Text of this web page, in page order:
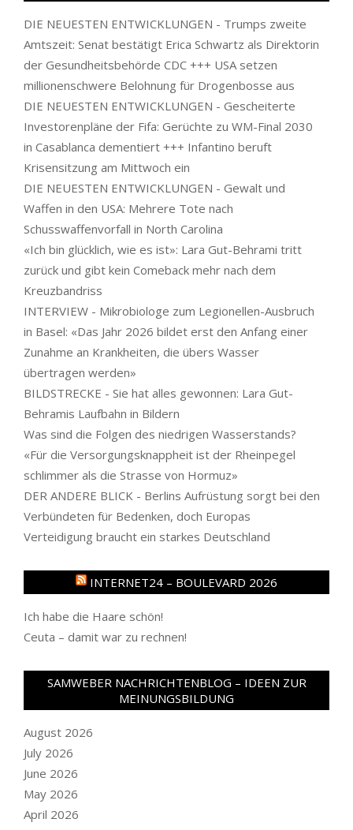
DIE NEUESTEN ENTWICKLUNGEN - Trumps zweite
Amtszeit: Senat bestätigt Erica Schwartz als Direktorin
der Gesundheitsbehörde CDC +++ USA setzen
millionenschwere Belohnung für Drogenbosse aus
DIE NEUESTEN ENTWICKLUNGEN - Gescheiterte
Investorenpläne der Fifa: Gerüchte zu WM-Final 2030
in Casablanca dementiert +++ Infantino beruft
Krisensitzung am Mittwoch ein
DIE NEUESTEN ENTWICKLUNGEN - Gewalt und
Waffen in den USA: Mehrere Tote nach
Schusswaffenvorfall in North Carolina
«Ich bin glücklich, wie es ist»: Lara Gut-Behrami tritt
zurück und gibt kein Comeback mehr nach dem
Kreuzbandriss
INTERVIEW - Mikrobiologe zum Legionellen-Ausbruch
in Basel: «Das Jahr 2026 bildet erst den Anfang einer
Zunahme an Krankheiten, die übers Wasser
übertragen werden»
BILDSTRECKE - Sie hat alles gewonnen: Lara Gut-
Behramis Laufbahn in Bildern
Was sind die Folgen des niedrigen Wasserstands?
«Für die Versorgungsknappheit ist der Rheinpegel
schlimmer als die Strasse von Hormuz»
DER ANDERE BLICK - Berlins Aufrüstung sorgt bei den
Verbündeten für Bedenken, doch Europas
Verteidigung braucht ein starkes Deutschland
INTERNET24 – BOULEVARD 2026
Ich habe die Haare schön!
Ceuta – damit war zu rechnen!
SAMWEBER NACHRICHTENBLOG – IDEEN ZUR
MEINUNGSBILDUNG
August 2026
July 2026
June 2026
May 2026
April 2026